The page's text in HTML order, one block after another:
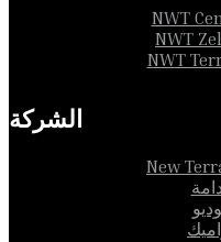
NWT
NWT
NWT
الشركة